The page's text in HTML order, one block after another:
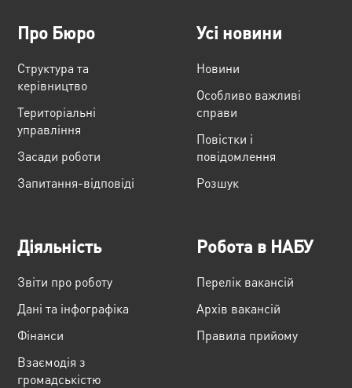
Про Бюро
Структура та
керівництво
Територіальні
управління
Засади роботи
Запитання-відповіді
Усі новини
Новини
Особливо важливі
справи
Повістки і
повідомлення
Розшук
Діяльність
Звіти про роботу
Дані та інфографіка
Фінанси
Взаємодія з
громадськістю
Робота в НАБУ
Перелік вакансій
Архів вакансій
Правила прийому